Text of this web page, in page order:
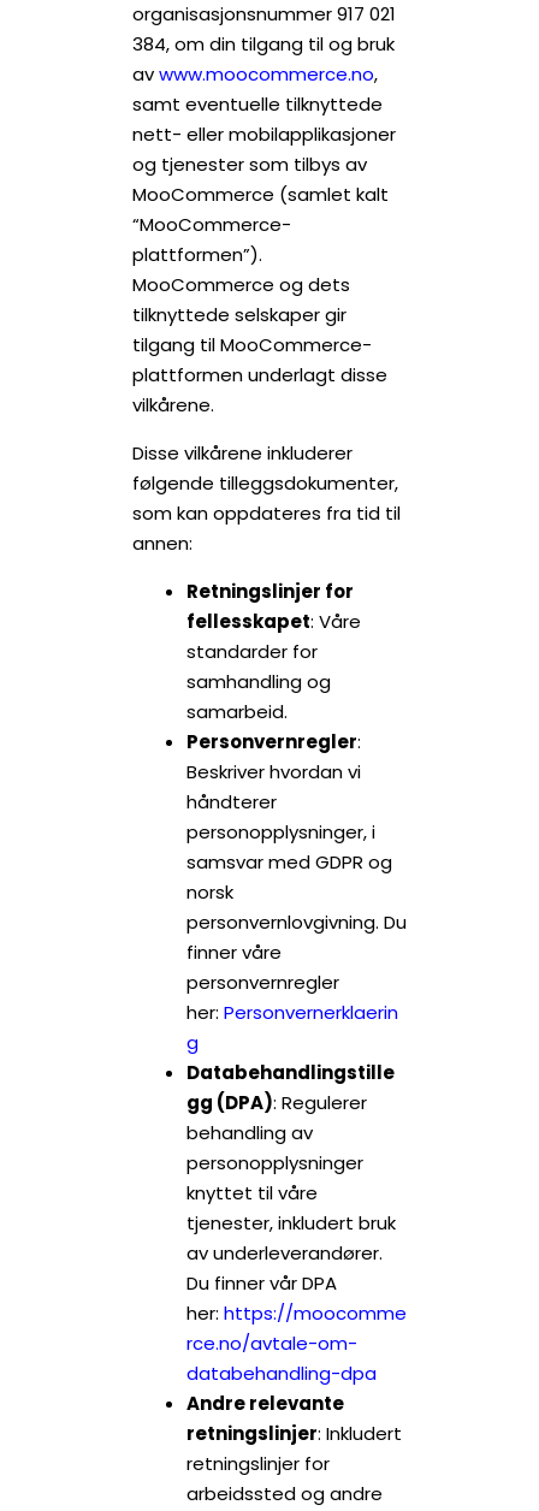
organisasjonsnummer 917 021
384, om din tilgang til og bruk
avwww.moocommerce.no,
samt eventuelle tilknyttede
nett- eller mobilapplikasjoner
og tjenester som tilbys av
MooCommerce (samlet kalt
“MooCommerce-
plattformen”).
MooCommerce og dets
tilknyttede selskaper gir
tilgang til MooCommerce-
plattformen underlagt disse
vilkårene.
Disse vilkårene inkluderer
følgende tilleggsdokumenter,
som kan oppdateres fra tid til
annen:
Retningslinjer for
fellesskapet: Våre
standarder for
samhandling og
samarbeid.
Personvernregler:
Beskriver hvordan vi
håndterer
personopplysninger, i
samsvar med GDPR og
norsk
personvernlovgivning. Du
finner våre
personvernregler
her: Personvernerklaerin
g
Databehandlingstille
gg (DPA): Regulerer
behandling av
personopplysninger
knyttet til våre
tjenester, inkludert bruk
av underleverandører.
Du finner vår DPA
her: https://moocomme
rce.no/avtale-om-
databehandling-dpa
Andre relevante
retningslinjer: Inkludert
retningslinjer for
arbeidssted og andre